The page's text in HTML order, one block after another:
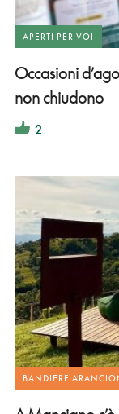
APERTI PER VOI
Occasioni
non chiudono
2
BANDIERE